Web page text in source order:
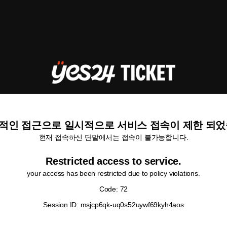
인 접근으로 일시적으로 서비스 접속이 제한 되
현재 접속하신 단말에서는 접속이 불가능합니다.
Restricted access to service.
your access has been restricted due to policy violations.
Code: 72
Session ID: msjcp6qk-uq0s52uywf69kyh4aos